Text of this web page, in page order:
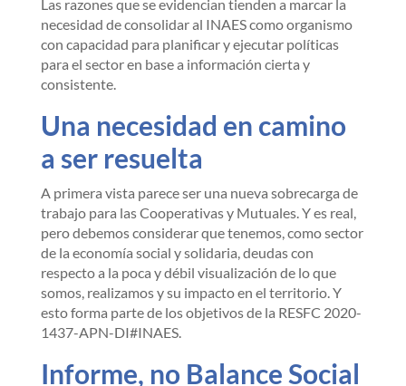
Las razones que se evidencian tienden a marcar la
necesidad de consolidar al INAES como organismo
con capacidad para planificar y ejecutar políticas
para el sector en base a información cierta y
consistente.
Una necesidad en camino
a ser resuelta
A primera vista parece ser una nueva sobrecarga de
trabajo para las Cooperativas y Mutuales. Y es real,
pero debemos considerar que tenemos, como sector
de la economía social y solidaria, deudas con
respecto a la poca y débil visualización de lo que
somos, realizamos y su impacto en el territorio. Y
esto forma parte de los objetivos de la RESFC 2020-
1437-APN-DI#INAES.
Informe, no Balance Social